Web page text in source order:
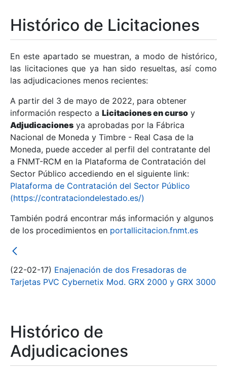
Mostrar/Ocultar
Mostrar/Ocultar
Mostrar/Ocultar
Histórico de Licitaciones
En este apartado se muestran, a modo de histórico,
las licitaciones que ya han sido resueltas, así como
las adjudicaciones menos recientes:
A partir del 3 de mayo de 2022, para obtener
información respecto a Licitaciones en curso y
Adjudicaciones ya aprobadas por la Fábrica
Nacional de Moneda y Timbre - Real Casa de la
Moneda, puede acceder al perfil del contratante del
a FNMT-RCM en la Plataforma de Contratación del
Sector Público accediendo en el siguiente link:
Plataforma de Contratación del Sector Público
(https://contrataciondelestado.es/)
También podrá encontrar más información y algunos
de los procedimientos en portallicitacion.fnmt.es
(22-02-17) Enajenación de dos Fresadoras de
Tarjetas PVC Cybernetix Mod. GRX 2000 y GRX 3000
Histórico de
Adjudicaciones